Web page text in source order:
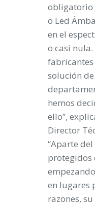
obligatorio
o Led
en el
o casi
fabricantes
solución
hemos
ello”,
Director
“Aparte
protegidos
en lugares
razones,